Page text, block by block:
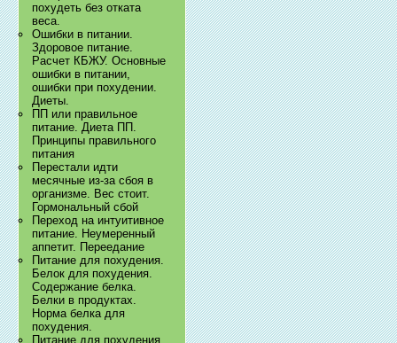
похудеть без отката
веса.
Ошибки в питании.
Здоровое питание.
Расчет КБЖУ. Основные
ошибки в питании,
ошибки при похудении.
Диеты.
ПП или правильное
питание. Диета ПП.
Принципы правильного
питания
Перестали идти
месячные из-за сбоя в
организме. Вес стоит.
Гормональный сбой
Переход на интуитивное
питание. Неумеренный
аппетит. Переедание
Питание для похудения.
Белок для похудения.
Содержание белка.
Белки в продуктах.
Норма белка для
похудения.
Питание для похудения.